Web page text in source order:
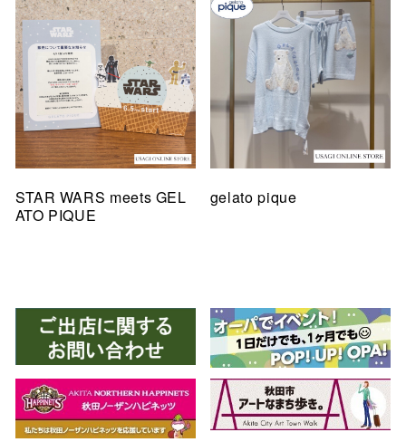
STAR WARS meets GEL
ATO PIQUE
gelato pique